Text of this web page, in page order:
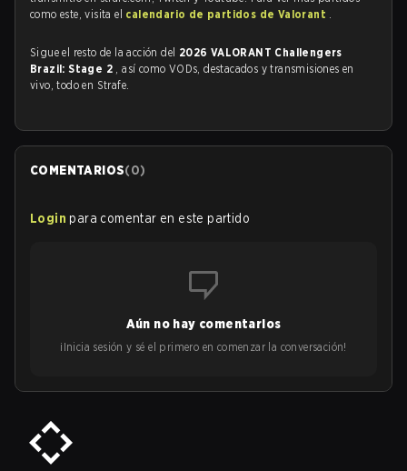
como este, visita el calendario de partidos de Valorant .
Sigue el resto de la acción del 2026 VALORANT Challengers
Brazil: Stage 2 , así como VODs, destacados y transmisiones en
vivo, todo en Strafe.
COMENTARIOS(0)
Login para comentar en este partido
Aún no hay comentarios
¡Inicia sesión y sé el primero en comenzar la conversación!